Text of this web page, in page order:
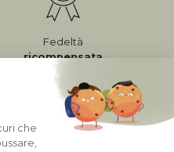
Fedeltà
ricompensata